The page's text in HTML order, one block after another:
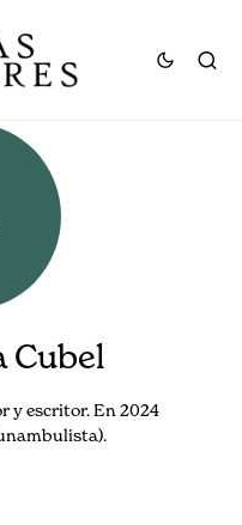
Cubel
y escritor. En 2024